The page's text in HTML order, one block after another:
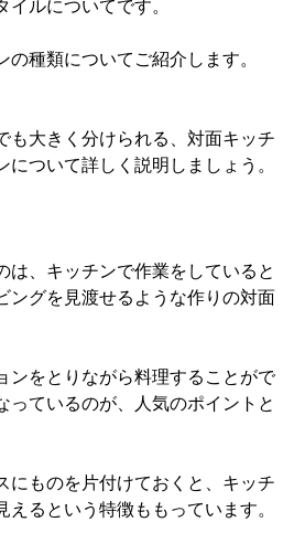
ルについてです。
の種類についてご紹介します。
も大きく分けられる、対面キッチ
について詳しく説明しましょう。
は、キッチンで作業をしていると
ングを見渡せるような作りの対面
ンをとりながら料理することがで
っているのが、人気のポイントと
にものを片付けておくと、キッチ
えるという特徴ももっています。